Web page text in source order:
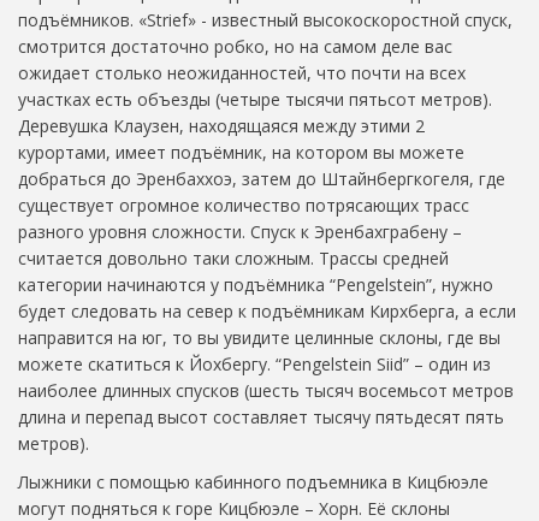
подъёмников. «Strief» - известный высокоскоростной спуск,
смотрится достаточно робко, но на самом деле вас
ожидает столько неожиданностей, что почти на всех
участках есть объезды (четыре тысячи пятьсот метров).
Деревушка Клаузен, находящаяся между этими 2
курортами, имеет подъёмник, на котором вы можете
добраться до Эренбаххоэ, затем до Штайнбергкогеля, где
существует огромное количество потрясающих трасс
разного уровня сложности. Спуск к Эренбахграбену –
считается довольно таки сложным. Трассы средней
категории начинаются у подъёмника “Pengelstein”, нужно
будет следовать на север к подъёмникам Кирхберга, а если
направится на юг, то вы увидите целинные склоны, где вы
можете скатиться к Йохбергу. “Pengelstein Siid” – один из
наиболее длинных спусков (шесть тысяч восемьсот метров
длина и перепад высот составляет тысячу пятьдесят пять
метров).
Лыжники с помощью кабинного подъемника в Кицбюэле
могут подняться к горе Кицбюэле – Хорн. Её склоны